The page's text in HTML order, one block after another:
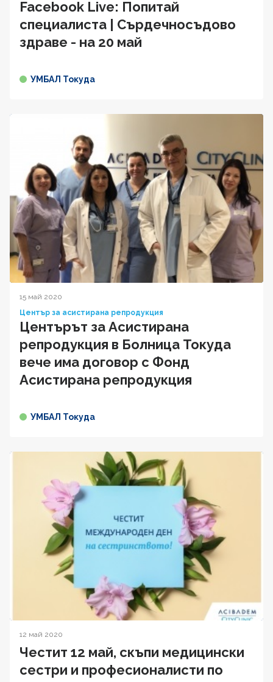
Facebook Live: Попитай
специалиста | Сърдечносъдово
здраве - на 20 май
УМБАЛ Токуда
15 май 2020
Център за асистирана репродукция
Центърът за Асистирана
репродукция в Болница Токуда
вече има договор с Фонд
Асистирана репродукция
УМБАЛ Токуда
12 май 2020
Честит 12 май, скъпи медицински
сестри и професионалисти по